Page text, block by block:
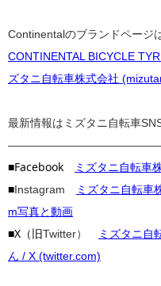
Continentalのブランドページ
CONTINENTAL BICYCLE
ズタニ自転車株式会社
最新情報はミズタニ自転車
■Facebook ミズタニ自転車
■Instagram
ミズタニ自転車
m写真と動画
■X（旧Twitter）
ミズタニ自
ん / X (twitter.com)